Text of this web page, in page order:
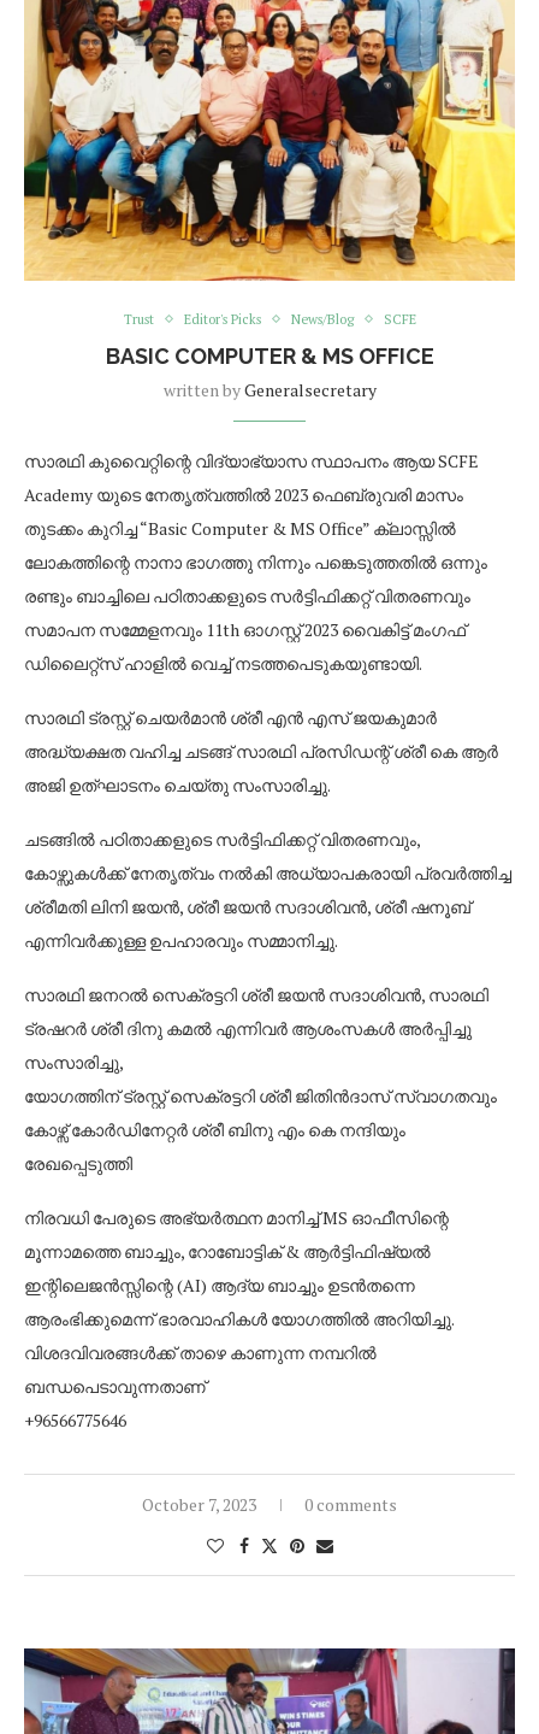
Trust Editor's Picks News/Blog SCFE
BASIC COMPUTER & MS OFFICE
written byGeneralsecretary
സാരഥി കുവൈറ്റിന്റെ വിദ്യാഭ്യാസ സ്ഥാപനം ആയ SCFE
Academy യുടെ നേതൃത്വത്തിൽ 2023 ഫെബ്രുവരി മാസം
തുടക്കം കുറിച്ച “Basic Computer & MS Office” ക്ലാസ്സിൽ
ലോകത്തിന്റെ നാനാ ഭാഗത്തു നിന്നും പങ്കെടുത്തതിൽ ഒന്നും
രണ്ടും ബാച്ചിലെ പഠിതാക്കളുടെ സർട്ടിഫിക്കറ്റ് വിതരണവും
സമാപന സമ്മേളനവും 11th ഓഗസ്റ്റ് 2023 വൈകിട്ട് മംഗഫ്
ഡിലൈറ്റ്സ് ഹാളിൽ വെച്ച് നടത്തപെടുകയുണ്ടായി.
സാരഥി ട്രസ്റ്റ്‌ ചെയർമാൻ ശ്രീ എൻ എസ് ജയകുമാർ
അദ്ധ്യക്ഷത വഹിച്ച ചടങ്ങ് സാരഥി പ്രസിഡന്റ് ശ്രീ കെ ആർ
അജി ഉത്ഘാടനം ചെയ്തു സംസാരിച്ചു.
ചടങ്ങിൽ പഠിതാക്കളുടെ സർട്ടിഫിക്കറ്റ് വിതരണവും,
കോഴ്സുകൾക്ക് നേതൃത്വം നൽകി അധ്യാപകരായി പ്രവർത്തിച്ച
ശ്രീമതി ലിനി ജയൻ, ശ്രീ ജയൻ സദാശിവൻ, ശ്രീ ഷനൂബ്
എന്നിവർക്കുള്ള ഉപഹാരവും സമ്മാനിച്ചു.
സാരഥി ജനറൽ സെക്രട്ടറി ശ്രീ ജയൻ സദാശിവൻ, സാരഥി
ട്രഷറർ ശ്രീ ദിനു കമൽ എന്നിവർ ആശംസകൾ അർപ്പിച്ചു
സംസാരിച്ചു,
യോഗത്തിന് ട്രസ്റ്റ്‌ സെക്രട്ടറി ശ്രീ ജിതിൻദാസ് സ്വാഗതവും
കോഴ്സ് കോർഡിനേറ്റർ ശ്രീ ബിനു എം കെ നന്ദിയും
രേഖപ്പെടുത്തി
നിരവധി പേരുടെ അഭ്യർത്ഥന മാനിച്ച് MS ഓഫീസിന്റെ
മൂന്നാമത്തെ ബാച്ചും, റോബോട്ടിക് & ആർട്ടിഫിഷ്യൽ
ഇന്റിലെജൻസ്സിന്റെ (AI) ആദ്യ ബാച്ചും ഉടൻതന്നെ
ആരംഭിക്കുമെന്ന് ഭാരവാഹികൾ യോഗത്തിൽ അറിയിച്ചു.
വിശദവിവരങ്ങൾക്ക് താഴെ കാണുന്ന നമ്പറിൽ
ബന്ധപെടാവുന്നതാണ്
+96566775646
October 7, 2023 0 comments